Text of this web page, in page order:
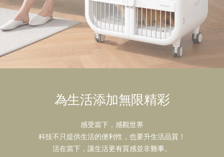
為生活添加無限精彩
感受當下，感觀世界
科技不只提供生活的便利性，也要升生活品質！
活在當下，讓生活更有質感並非難事。